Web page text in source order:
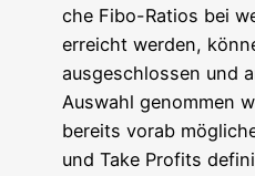
che Fibo-Rati­os bei
erreicht wer­den,
aus­ge­schlos­sen und
Aus­wahl genom­men
bereits vor­ab
und Take Pro­fits